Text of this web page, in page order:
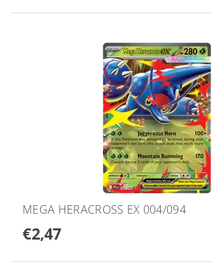
MEGA HERACROSS EX 004/094
€2,47